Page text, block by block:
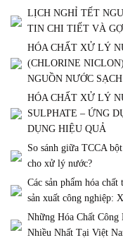
LỊCH NGHỈ TẾT
TIN CHI TIẾT VÀ
HÓA CHẤT XỬ LÝ
(CHLORINE
NGUỒN NƯỚC SẠCH
HÓA CHẤT XỬ LÝ
SULPHATE – ỨNG
DỤNG HIỆU QUẢ
So sánh giữa TCCA
cho xử lý nước?
Các sản phẩm hóa
sản xuất công nghiệp:
Những Hóa Chất
Nhiều Nhất Tại Việt